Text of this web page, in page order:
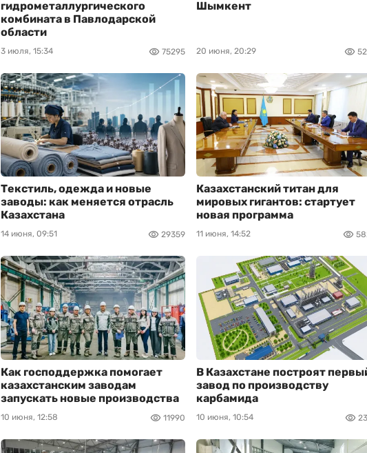
гидрометаллургического
комбината в Павлодарской
области
3 июля, 15:34 75295
Шымкент
20 июня, 20:29
Текстиль, одежда и новые
заводы: как меняется отрасль
Казахстана
14 июня, 09:51 29359
Казахстанский титан для
мировых гигантов: стартует
новая программа
11 июня, 14:52
Как господдержка помогает
казахстанским заводам
запускать новые производства
10 июня, 12:58 11990
В Казахстане построят
завод по производству
карбамида
10 июня, 10:54